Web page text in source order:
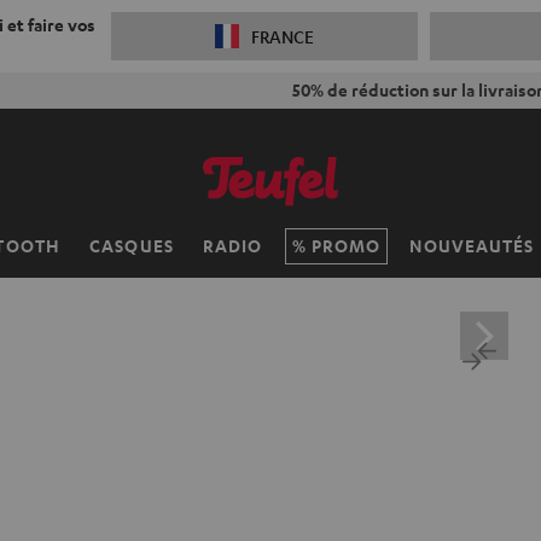
et faire vos FRANCE
VKF-72F 06D :18 H: 14M:25
CASQUES RADIO PROMO NOUVEAUTÉS